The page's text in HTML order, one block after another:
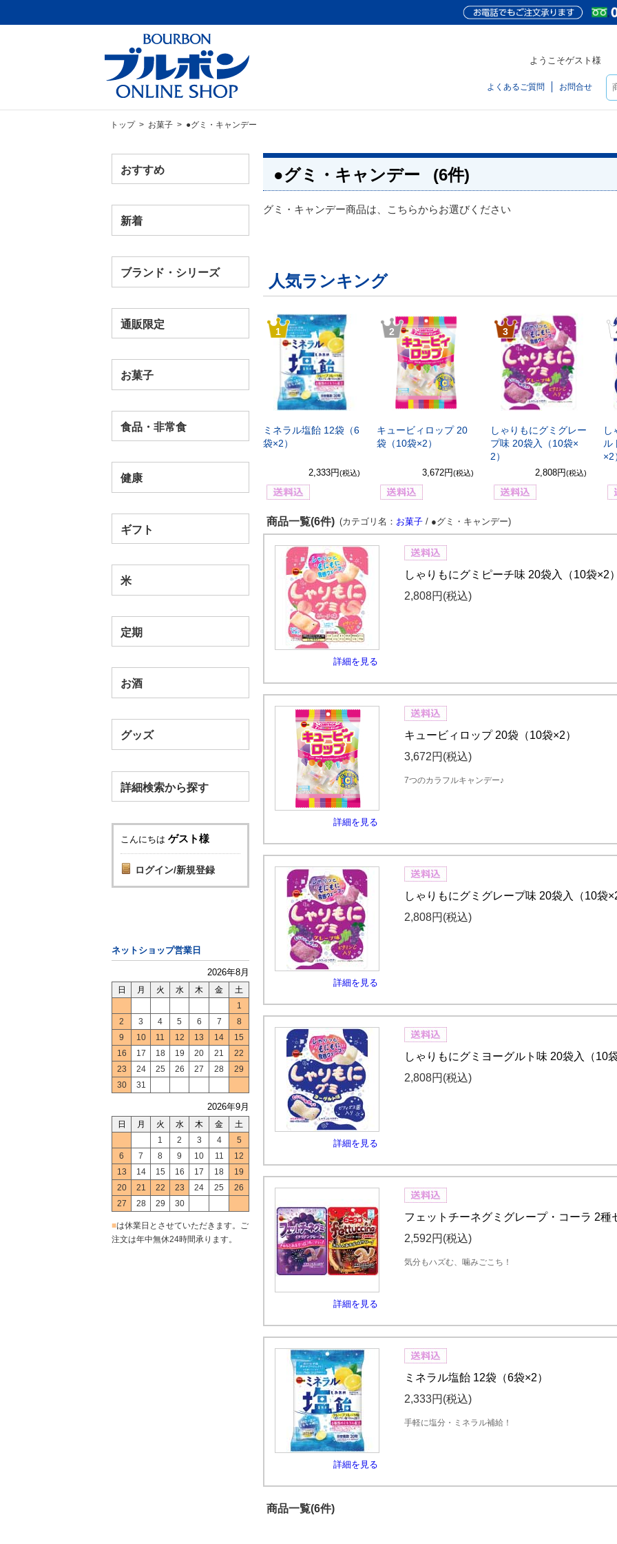
ようこそゲスト様
よくあるご質問 お問合せ
トップ> お菓子> ●グミ・キャンデー
おすすめ
新着
ブランド・シリーズ
通販限定
お菓子
食品・非常食
健康
ギフト
米
定期
お酒
グッズ
詳細検索から探す
こんにちは ゲスト様
ログイン/新規登録
ネットショップ営業日
2026年8月
日 月 火 水 木 金
土
1
2
3 4 5 6 7
8
9
10 11 12 13 14
15
16
17 18 19 20 21
22
23
24 25 26 27 28
29
30
31
2026年9月
日 月 火 水 木 金
土
1
2 3 4
5
6
7 8 9 10 11
12
13
14 15 16 17 18
19
20
21 22 23 24 25
26
27
28 29 30
■は休業日とさせていただきます。ご
注文は年中無休24時間承ります。
●グミ・キャンデー (6件)
グミ・キャンデー商品は、こちらからお選びください
人気ランキング
1
ミネラル塩飴 12袋（6
袋×2）
2,333円(税込)
2
キュービィロップ 20
袋（10袋×2）
3,672円(税込)
3
しゃりもにグミグレー
プ味 20袋入（10袋×
2）
2,808円(税込)
し
ル
×2
商品一覧(6件) (カテゴリ名： お菓子 / ●グミ・キャンデー)
詳細を見る
しゃりもにグミピーチ味 20袋入（10袋×2
2,808円 (税込)
詳細を見る
キュービィロップ 20袋（10袋×2）
3,672円 (税込)
7つのカラフルキャンデー♪
詳細を見る
しゃりもにグミグレープ味 20袋入（10袋
2,808円 (税込)
詳細を見る
しゃりもにグミヨーグルト味 20袋入（10
2,808円 (税込)
詳細を見る
フェットチーネグミグレープ・コーラ 2種
2,592円 (税込)
気分もハズむ、噛みごこち！
詳細を見る
ミネラル塩飴 12袋（6袋×2）
2,333円 (税込)
手軽に塩分・ミネラル補給！
商品一覧(6件)